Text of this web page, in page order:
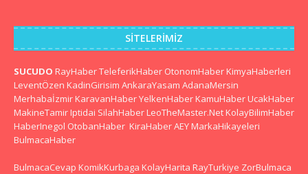
SITELERIMIZ
SUCUDO RayHaberTeleferikHaber OtonomHaber KimyaHaberleri
LeventÖzen KadinGirisim AnkaraYasam AdanaMersin
Merhabaİzmir KaravanHaberYelkenHaber KamuHaber UcakHaber
MakineTamir Iptidai SilahHaber LeoTheMaster.Net KolayBilimHaber
HaberInegol OtobanHaber KiraHaberAEY MarkaHikayeleri
BulmacaHaber
BulmacaCevap KomikKurbaga KolayHarita RayTurkiye ZorBulmaca